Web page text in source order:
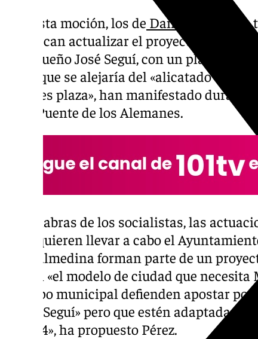
Con esta moción, los de Daniel Pérez
—a
— buscan actualizar el proyecto ganador
malagueño José Seguí, con un plan que
río» y que se alejaría del «alicatado que
puentes plaza», han manifestado
en el Puente de los Alemanes.
En palabras de los socialistas, las
años quieren llevar a cabo el
Guadalmedina forman parte de un
siguen «el modelo de ciudad que necesita
el grupo municipal defienden apostar por
las de Seguí» pero que estén adaptadas
el 2024», ha propuesto Pérez.